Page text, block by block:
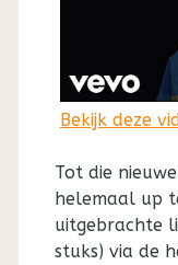
Bekijk deze
Tot die
helemaal up
uitgebrachte
stuks) via de